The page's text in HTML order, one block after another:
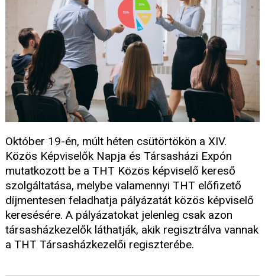
Október 19-én, múlt héten csütörtökön a XIV.
Közös Képviselők Napja és Társasházi Expón
mutatkozott be a THT Közös képviselő kereső
szolgáltatása, melybe valamennyi THT előfizető
díjmentesen feladhatja pályázatát közös képviselő
keresésére. A pályázatokat jelenleg csak azon
társasházkezelők láthatják, akik regisztrálva vannak
a THT Társasházkezelői regiszterébe.